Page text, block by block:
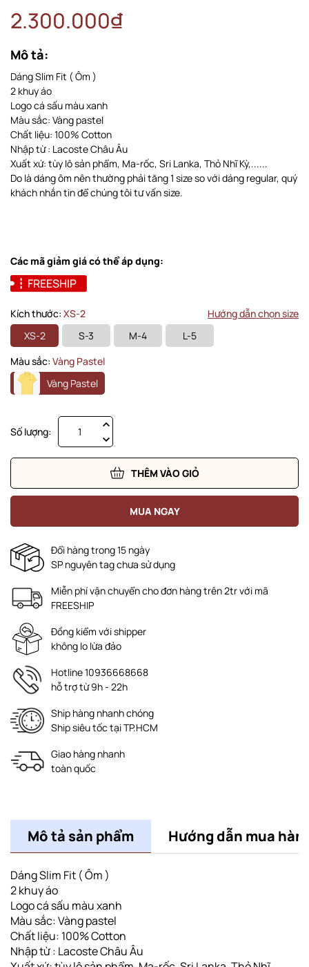
2.300.000₫
Mô tả:
Dáng Slim Fit ( Ôm )
2 khuy áo
Logo cá sấu màu xanh
Màu sắc: Vàng pastel
Chất liệu: 100% Cotton
Nhập từ : Lacoste Châu Âu
Xuất xứ: tùy lô sản phẩm, Ma-rốc, Sri Lanka, Thỏ Nhĩ Kỳ,......
Do là dáng ôm nên thường phải tăng 1 size so với dáng regular, quý
khách nhắn tin để chúng tôi tư vấn size.
Các mã giảm giá có thể áp dụng:
FREESHIP
Kích thước: XS-2
Hướng dẫn chọn size
XS-2
S-3 M-4
L-5
Màu sắc: Vàng Pastel
Vàng Pastel
Số lượng:
THÊM VÀO GIỎ
MUA NGAY
Đổi hàng trong 15 ngày
SP nguyên tag chưa sử dụng
Miễn phí vận chuyển cho đơn hàng trên 2tr với mã
FREESHIP
Đồng kiểm với shipper
không lo lừa đảo
Hotline 10936668668
hỗ trợ từ 9h - 22h
Ship hàng nhanh chóng
Ship siêu tốc tại TP.HCM
Giao hàng nhanh
toàn quốc
Mô tả sản phẩm Hướng dẫn mua
Dáng Slim Fit ( Ôm )
2 khuy áo
Logo cá sấu màu xanh
Màu sắc: Vàng pastel
Chất liệu: 100% Cotton
Nhập từ : Lacoste Châu Âu